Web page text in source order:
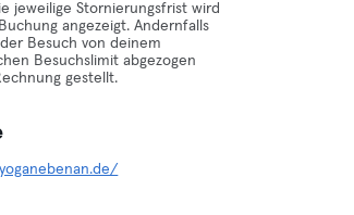
jeweilige Stornierungsfrist wird
angezeigt. Andernfalls
Besuch von deinem
Besuchslimit abgezogen
gestellt.